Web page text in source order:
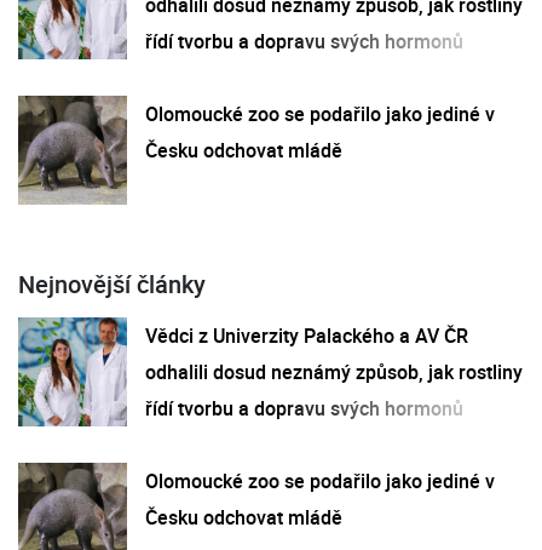
řídí tvorbu a dopravu svých hormonů
Olomoucké zoo se podařilo jako jediné v
Česku odchovat mládě
Nejnovější články
Vědci z Univerzity Palackého a AV ČR
odhalili dosud neznámý způsob, jak rostliny
řídí tvorbu a dopravu svých hormonů
Olomoucké zoo se podařilo jako jediné v
Česku odchovat mládě